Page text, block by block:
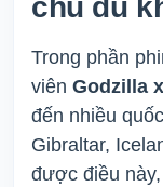
chu du
Trong phần
viên Godzilla
đến nhiều
Gibraltar,
được điều